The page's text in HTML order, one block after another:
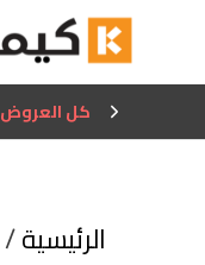
كل العروض
الرئيسية/